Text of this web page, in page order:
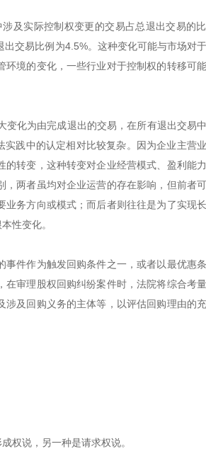
及实际控制权变更的交易占总退出交易的
交易比例为4.5%。这种变化可能与市场对
境的变化，一些行业对于控制权的转移可
化为由完成退出的交易，在所有退出交易
践中的认定相对比较复杂。因为企业主营
转变，这种转变对企业经营模式、盈利能
两者虽均对企业运营的存在影响，但前者
务方向或模式；而后者则往往是为了实现
性变化。
件作为触发回购条件之一，或者以最优惠
审理股权回购纠纷案件时，法院将综合考
及回购义务的主体等，以评估回购理由的
权说，另一种是请求权说。